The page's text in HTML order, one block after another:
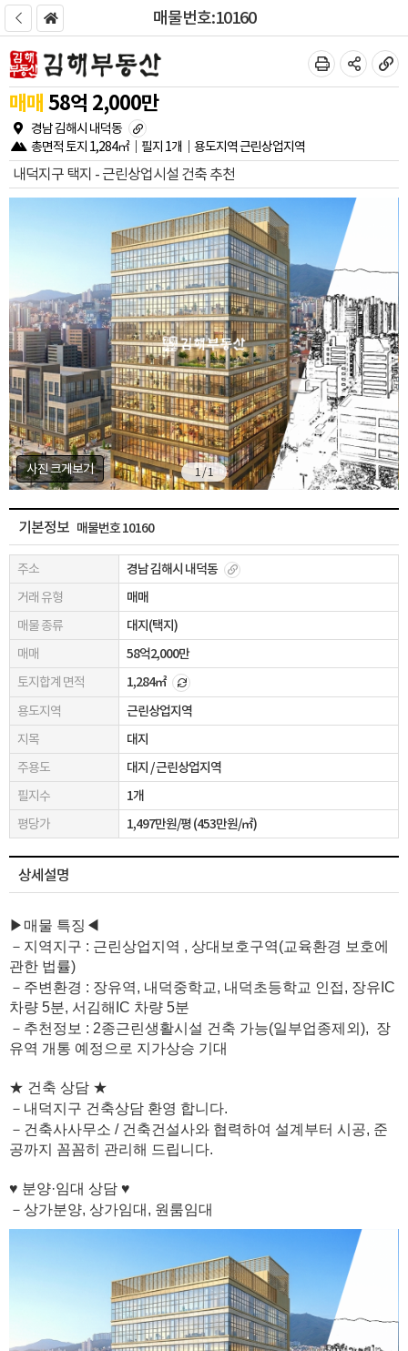
매물번호:10160
매매 58억 2,000만
경남 김해시 내덕동
총면적토지 1,284㎡ 필지 1개 용도지역근린상업지역
내덕지구 택지 - 근린상업시설 건축 추천
1 / 1
사진 크게보기
기본정보 매물번호 10160
주소
경남 김해시 내덕동
거래 유형
매매
매물 종류
대지(택지)
매매
58억2,000만
토지합계 면적
1,284㎡
용도지역
근린상업지역
지목
대지
주용도
대지 / 근린상업지역
필지수
1개
평당가
1,497만원/평 (453만원/㎡)
상세설명
▶매물 특징◀
－지역지구 : 근린상업지역 , 상대보호구역(교육환경 보호에
관한 법률)
－주변환경 : 장유역, 내덕중학교, 내덕초등학교 인접, 장유IC
차량 5분, 서김해IC 차량 5분
－추천정보 : 2종근린생활시설 건축 가능(일부업종제외), 장
유역 개통 예정으로 지가상승 기대
★ 건축 상담 ★
－내덕지구 건축상담 환영 합니다.
－건축사사무소 / 건축건설사와 협력하여 설계부터 시공, 준
공까지 꼼꼼히 관리해 드립니다.
♥ 분양·임대 상담 ♥
－상가분양, 상가임대, 원룸임대